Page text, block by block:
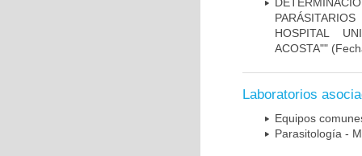
HOSPITAL
ACOSTA""
Laboratorios
Equipos
Parasitología -